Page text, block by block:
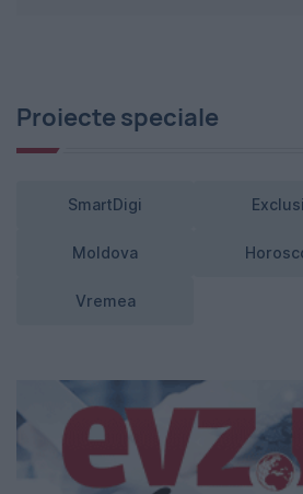
Proiecte speciale
SmartDigi
Moldova
Vremea